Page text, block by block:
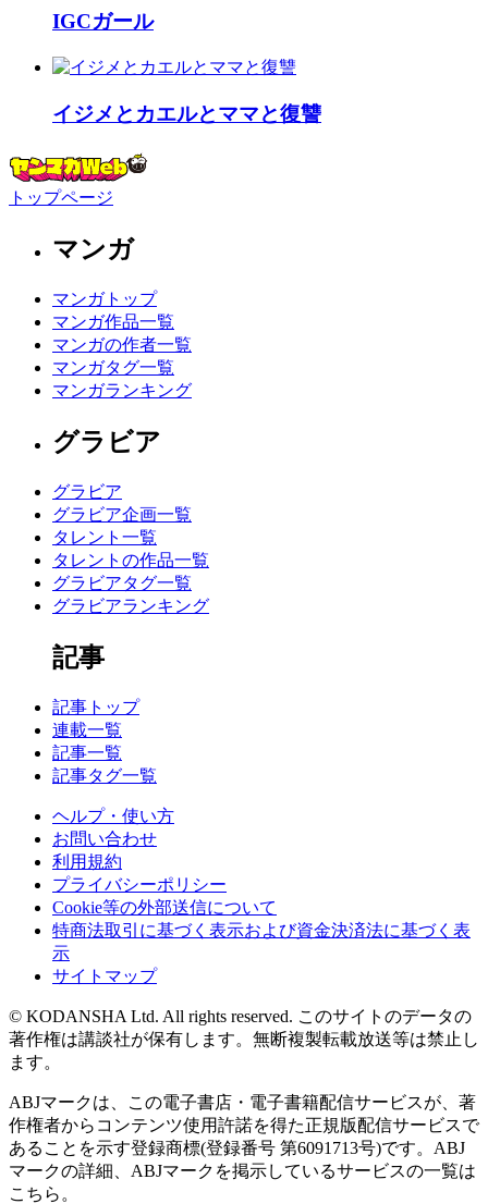
IGCガール
イジメとカエルとママと復讐
トップページ
マンガ
マンガトップ
マンガ作品一覧
マンガの作者一覧
マンガタグ一覧
マンガランキング
グラビア
グラビア
グラビア企画一覧
タレント一覧
タレントの作品一覧
グラビアタグ一覧
グラビアランキング
記事
記事トップ
連載一覧
記事一覧
記事タグ一覧
ヘルプ・使い方
お問い合わせ
利用規約
プライバシーポリシー
Cookie等の外部送信について
特商法取引に基づく表示および資金決済法に基づく表
示
サイトマップ
© KODANSHA Ltd. All rights reserved. このサイトのデータの
著作権は講談社が保有します。無断複製転載放送等は禁止し
ます。
ABJマークは、この電子書店・電子書籍配信サービスが、著
作権者からコンテンツ使用許諾を得た正規版配信サービスで
あることを示す登録商標(登録番号 第6091713号)です。ABJ
マークの詳細、ABJマークを掲示しているサービスの一覧は
こちら。